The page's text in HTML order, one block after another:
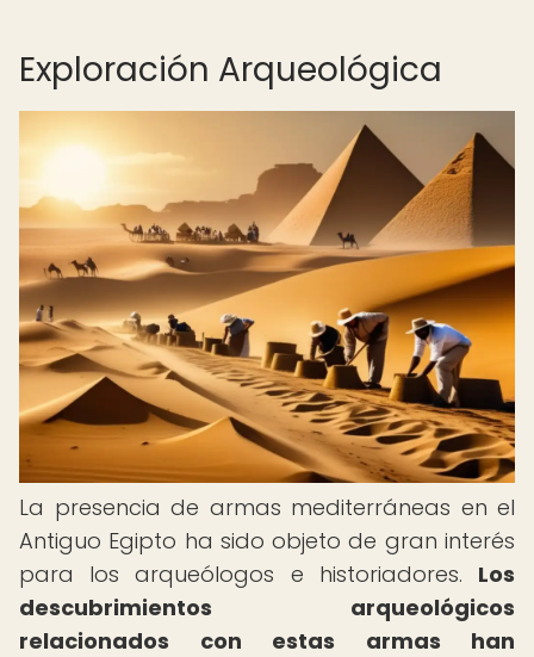
Exploración Arqueológica
La presencia de armas mediterráneas en el
Antiguo Egipto ha sido objeto de gran interés
para los arqueólogos e historiadores. Los
descubrimientos arqueológicos
relacionados con estas armas han